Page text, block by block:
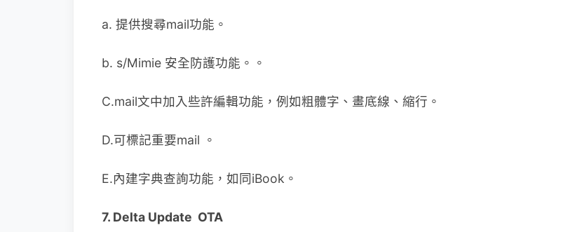
a. 提供搜尋mail功能。
b. s/Mimie 安全防護功能。。
C.mail文中加入些許編輯功能，例如粗體字、畫底線、縮行。
D.可標記重要mail 。
E.內建字典查詢功能，如同iBook。
7. Delta Update OTA